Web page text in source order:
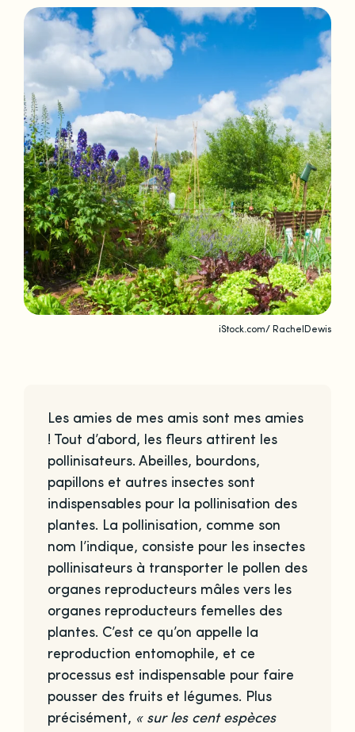
iStock.com/ RachelDewis
Les amies de mes amis sont mes amies
! Tout d’abord, les fleurs attirent les
pollinisateurs. Abeilles, bourdons,
papillons et autres insectes sont
indispensables pour la pollinisation des
plantes. La pollinisation, comme son
nom l’indique, consiste pour les insectes
pollinisateurs à transporter le pollen des
organes reproducteurs mâles vers les
organes reproducteurs femelles des
plantes. C’est ce qu’on appelle la
reproduction entomophile, et ce
processus est indispensable pour faire
pousser des fruits et légumes. Plus
précisément, « sur les cent espèces